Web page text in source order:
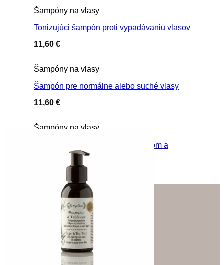
Šampóny na vlasy
Tonizujúci šampón proti vypadávaniu vlasov
11,60 €
Šampóny na vlasy
Šampón pre normálne alebo suché vlasy
11,60 €
Šampóny na vlasy
Šampón na mastné vlasy s citrónom a
rozmarínom
Matka a dieťa